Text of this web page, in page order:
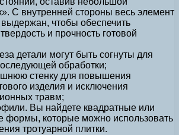
С внутренней стороны весь элемент
чтобы обеспечить
и прочность готовой
детали могут быть согнуты для
обработки;
стенку для повышения
изделия и исключения
травм;
Вы найдете квадратные или
формы, которые можно использовать
тротуарной плитки.